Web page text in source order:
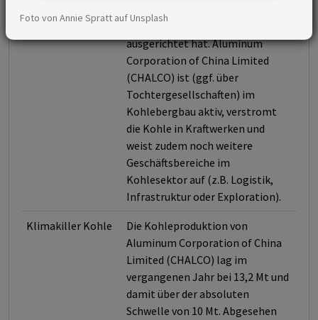
Wertschöpfungskette von Kohle
ausgerichtet hat. Aluminum
Corporation of China Limited
(CHALCO) ist (ggf. über
Tochtergesellschaften) im
Kohlebergbau aktiv, verstromt
die Kohle in Kraftwerken und
weist zudem noch weitere
Geschäftsbereiche im
Kohlesektor auf (z.B. Logistik,
Infrastruktur oder Exploration).
Klimakiller Kohle
Die Kohleproduktion von
Aluminum Corporation of China
Limited (CHALCO) lag im
vergangenen Jahr bei 13,2 Mt und
damit über der absoluten
Schwelle von 10 Mt. Abgesehen
Foto von Annie Spratt auf Unsplash